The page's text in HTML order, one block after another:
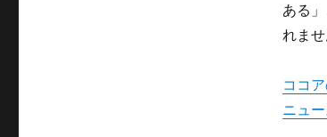
ある
れませ
ココ
ニュ